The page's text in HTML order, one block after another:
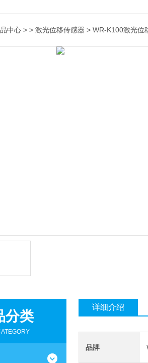
中心 > > 激光位移传感器 > WR-K100激光位
分类
详细介绍
品牌